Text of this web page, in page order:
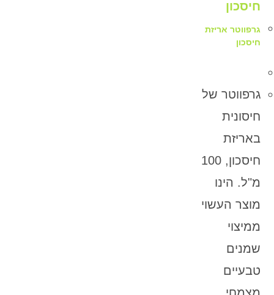
גרפווטר אריזת
חיסכון
גרפווטר של
חיסונית
באריזת
חיסכון, 100
מ"ל. הינו
מוצר העשוי
ממיצוי
שמנים
טבעיים